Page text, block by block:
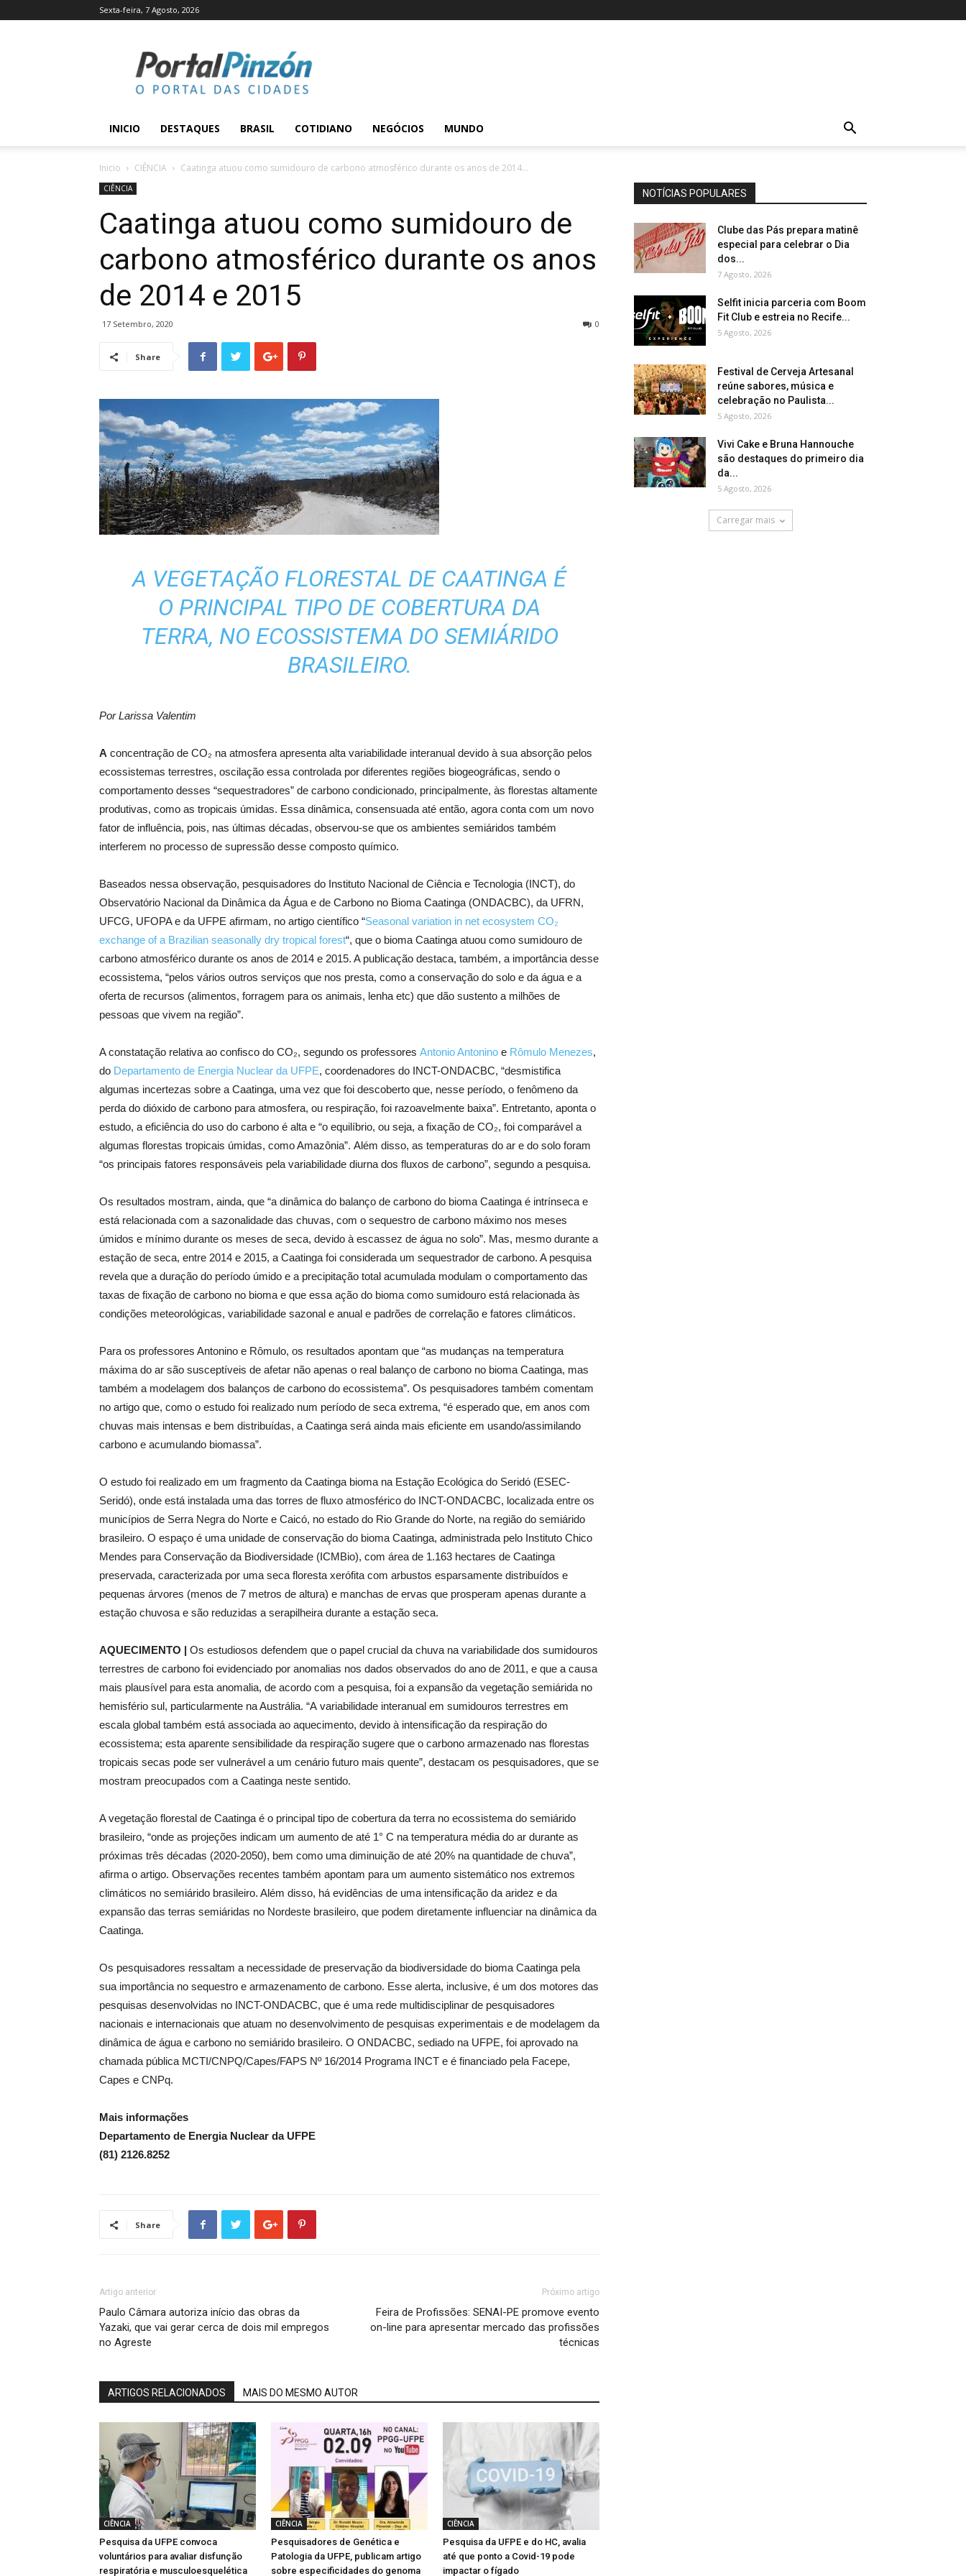
Sexta-feira, 7 Agosto, 2026
Pinzón
INICIO DESTAQUES BRASIL COTIDIANO NEGÓCIOS MUNDO
Inicio CIÊNCIA Caatinga atuou como sumidouro de carbono atmosférico durante os anos de 2014...
CIÊNCIA
Caatinga atuou como sumidouro de
carbono atmosférico durante os anos
de 2014 e 2015
17 Setembro, 2020 0
Share
A VEGETAÇÃO FLORESTAL DE CAATINGA É
O PRINCIPAL TIPO DE COBERTURA DA
TERRA, NO ECOSSISTEMA DO SEMIÁRIDO
BRASILEIRO.
Por Larissa Valentim
A concentração de CO₂ na atmosfera apresenta alta variabilidade interanual devido à sua absorção pelos
ecossistemas terrestres, oscilação essa controlada por diferentes regiões biogeográficas, sendo o
comportamento desses “sequestradores” de carbono condicionado, principalmente, às florestas altamente
produtivas, como as tropicais úmidas. Essa dinâmica, consensuada até então, agora conta com um novo
fator de influência, pois, nas últimas décadas, observou-se que os ambientes semiáridos também
interferem no processo de supressão desse composto químico.
Baseados nessa observação, pesquisadores do Instituto Nacional de Ciência e Tecnologia (INCT), do
Observatório Nacional da Dinâmica da Água e de Carbono no Bioma Caatinga (ONDACBC), da UFRN,
UFCG, UFOPA e da UFPE afirmam, no artigo científico “Seasonal variation in net ecosystem CO₂
exchange of a Brazilian seasonally dry tropical forest“, que o bioma Caatinga atuou como sumidouro de
carbono atmosférico durante os anos de 2014 e 2015. A publicação destaca, também, a importância desse
ecossistema, “pelos vários outros serviços que nos presta, como a conservação do solo e da água e a
oferta de recursos (alimentos, forragem para os animais, lenha etc) que dão sustento a milhões de
pessoas que vivem na região”.
A constatação relativa ao confisco do CO₂, segundo os professores Antonio Antonino e Rômulo Menezes,
do Departamento de Energia Nuclear da UFPE, coordenadores do INCT-ONDACBC, “desmistifica
algumas incertezas sobre a Caatinga, uma vez que foi descoberto que, nesse período, o fenômeno da
perda do dióxido de carbono para atmosfera, ou respiração, foi razoavelmente baixa”. Entretanto, aponta o
estudo, a eficiência do uso do carbono é alta e “o equilíbrio, ou seja, a fixação de CO₂, foi comparável a
algumas florestas tropicais úmidas, como Amazônia”. Além disso, as temperaturas do ar e do solo foram
“os principais fatores responsáveis pela variabilidade diurna dos fluxos de carbono”, segundo a pesquisa.
Os resultados mostram, ainda, que “a dinâmica do balanço de carbono do bioma Caatinga é intrínseca e
está relacionada com a sazonalidade das chuvas, com o sequestro de carbono máximo nos meses
úmidos e mínimo durante os meses de seca, devido à escassez de água no solo”. Mas, mesmo durante a
estação de seca, entre 2014 e 2015, a Caatinga foi considerada um sequestrador de carbono. A pesquisa
revela que a duração do período úmido e a precipitação total acumulada modulam o comportamento das
taxas de fixação de carbono no bioma e que essa ação do bioma como sumidouro está relacionada às
condições meteorológicas, variabilidade sazonal e anual e padrões de correlação e fatores climáticos.
Para os professores Antonino e Rômulo, os resultados apontam que “as mudanças na temperatura
máxima do ar são susceptíveis de afetar não apenas o real balanço de carbono no bioma Caatinga, mas
também a modelagem dos balanços de carbono do ecossistema”. Os pesquisadores também comentam
no artigo que, como o estudo foi realizado num período de seca extrema, “é esperado que, em anos com
chuvas mais intensas e bem distribuídas, a Caatinga será ainda mais eficiente em usando/assimilando
carbono e acumulando biomassa”.
O estudo foi realizado em um fragmento da Caatinga bioma na Estação Ecológica do Seridó (ESEC-
Seridó), onde está instalada uma das torres de fluxo atmosférico do INCT-ONDACBC, localizada entre os
municípios de Serra Negra do Norte e Caicó, no estado do Rio Grande do Norte, na região do semiárido
brasileiro. O espaço é uma unidade de conservação do bioma Caatinga, administrada pelo Instituto Chico
Mendes para Conservação da Biodiversidade (ICMBio), com área de 1.163 hectares de Caatinga
preservada, caracterizada por uma seca floresta xerófita com arbustos esparsamente distribuídos e
pequenas árvores (menos de 7 metros de altura) e manchas de ervas que prosperam apenas durante a
estação chuvosa e são reduzidas a serapilheira durante a estação seca.
AQUECIMENTO | Os estudiosos defendem que o papel crucial da chuva na variabilidade dos sumidouros
terrestres de carbono foi evidenciado por anomalias nos dados observados do ano de 2011, e que a causa
mais plausível para esta anomalia, de acordo com a pesquisa, foi a expansão da vegetação semiárida no
hemisfério sul, particularmente na Austrália. “A variabilidade interanual em sumidouros terrestres em
escala global também está associada ao aquecimento, devido à intensificação da respiração do
ecossistema; esta aparente sensibilidade da respiração sugere que o carbono armazenado nas florestas
tropicais secas pode ser vulnerável a um cenário futuro mais quente”, destacam os pesquisadores, que se
mostram preocupados com a Caatinga neste sentido.
A vegetação florestal de Caatinga é o principal tipo de cobertura da terra no ecossistema do semiárido
brasileiro, “onde as projeções indicam um aumento de até 1° C na temperatura média do ar durante as
próximas três décadas (2020-2050), bem como uma diminuição de até 20% na quantidade de chuva”,
afirma o artigo. Observações recentes também apontam para um aumento sistemático nos extremos
climáticos no semiárido brasileiro. Além disso, há evidências de uma intensificação da aridez e da
expansão das terras semiáridas no Nordeste brasileiro, que podem diretamente influenciar na dinâmica da
Caatinga.
Os pesquisadores ressaltam a necessidade de preservação da biodiversidade do bioma Caatinga pela
sua importância no sequestro e armazenamento de carbono. Esse alerta, inclusive, é um dos motores das
pesquisas desenvolvidas no INCT-ONDACBC, que é uma rede multidisciplinar de pesquisadores
nacionais e internacionais que atuam no desenvolvimento de pesquisas experimentais e de modelagem da
dinâmica de água e carbono no semiárido brasileiro. O ONDACBC, sediado na UFPE, foi aprovado na
chamada pública MCTI/CNPQ/Capes/FAPS Nº 16/2014 Programa INCT e é financiado pela Facepe,
Capes e CNPq.
Mais informações
Departamento de Energia Nuclear da UFPE
(81) 2126.8252
Share
Artigo anterior
Paulo Câmara autoriza início das obras da
Yazaki, que vai gerar cerca de dois mil empregos
no Agreste
Próximo artigo
Feira de Profissões: SENAI-PE promove evento
on-line para apresentar mercado das profissões
técnicas
ARTIGOS RELACIONADOS MAIS DO MESMO AUTOR
CIÊNCIA
Pesquisa da UFPE convoca
voluntários para avaliar disfunção
respiratória e musculoesquelética
CIÊNCIA
Pesquisadores de Genética e
Patologia da UFPE, publicam artigo
sobre especificidades do genoma
CIÊNCIA
Pesquisa da UFPE e do HC, avalia
até que ponto a Covid-19 pode
impactar o fígado
NOTÍCIAS POPULARES
Clube das Pás prepara matinê
especial para celebrar o Dia
dos...
7 Agosto, 2026
Selfit inicia parceria com Boom
Fit Club e estreia no Recife...
5 Agosto, 2026
Festival de Cerveja Artesanal
reúne sabores, música e
celebração no Paulista...
5 Agosto, 2026
Vivi Cake e Bruna Hannouche
são destaques do primeiro dia
da...
5 Agosto, 2026
Carregar mais